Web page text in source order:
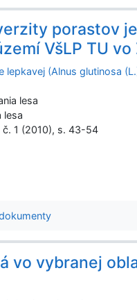
porastov
VšLP TU vo
(Alnus glutinosa
lesa
lesa
č. 1 (2010), s. 43-54
vo vybranej